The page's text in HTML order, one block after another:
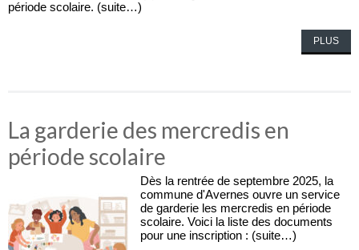
période scolaire. (suite…)
PLUS
La garderie des mercredis en
période scolaire
Dès la rentrée de septembre 2025, la
commune d'Avernes ouvre un service
de garderie les mercredis en période
scolaire. Voici la liste des documents
pour une inscription : (suite…)